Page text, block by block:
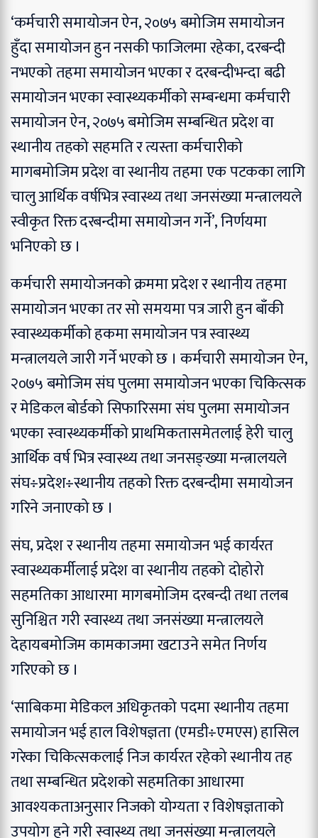
‘कर्मचारी समायोजन ऐन, २०७५ बमोजिम समायोजन
हुँदा समायोजन हुन नसकी फाजिलमा रहेका, दरबन्दी
नभएको तहमा समायोजन भएका र दरबन्दीभन्दा बढी
समायोजन भएका स्वास्थ्यकर्मीको सम्बन्धमा कर्मचारी
समायोजन ऐन, २०७५ बमोजिम सम्बन्धित प्रदेश वा
स्थानीय तहको सहमति र त्यस्ता कर्मचारीको
मागबमोजिम प्रदेश वा स्थानीय तहमा एक पटकका लागि
चालु आर्थिक वर्षभित्र स्वास्थ्य तथा जनसंख्या मन्त्रालयले
स्वीकृत रिक्त दरबन्दीमा समायोजन गर्ने’, निर्णयमा
भनिएको छ ।
कर्मचारी समायोजनको क्रममा प्रदेश र स्थानीय तहमा
समायोजन भएका तर सो समयमा पत्र जारी हुन बाँकी
स्वास्थ्यकर्मीको हकमा समायोजन पत्र स्वास्थ्य
मन्त्रालयले जारी गर्ने भएको छ । कर्मचारी समायोजन ऐन,
२०७५ बमोजिम संघ पुलमा समायोजन भएका चिकित्सक
र मेडिकल बोर्डको सिफारिसमा संघ पुलमा समायोजन
भएका स्वास्थ्यकर्मीको प्राथमिकतासमेतलाई हेरी चालु
आर्थिक वर्ष भित्र स्वास्थ्य तथा जनसङ्ख्या मन्त्रालयले
संघ÷प्रदेश÷स्थानीय तहको रिक्त दरबन्दीमा समायोजन
गरिने जनाएको छ ।
संघ, प्रदेश र स्थानीय तहमा समायोजन भई कार्यरत
स्वास्थ्यकर्मीलाई प्रदेश वा स्थानीय तहको दोहोरो
सहमतिका आधारमा मागबमोजिम दरबन्दी तथा तलब
सुनिश्चित गरी स्वास्थ्य तथा जनसंख्या मन्त्रालयले
देहायबमोजिम कामकाजमा खटाउने समेत निर्णय
गरिएको छ ।
‘साबिकमा मेडिकल अधिकृतको पदमा स्थानीय तहमा
समायोजन भई हाल विशेषज्ञता (एमडी÷एमएस) हासिल
गरेका चिकित्सकलाई निज कार्यरत रहेको स्थानीय तह
तथा सम्बन्धित प्रदेशको सहमतिका आधारमा
आवश्यकताअनुसार निजको योग्यता र विशेषज्ञताको
उपयोग हुने गरी स्वास्थ्य तथा जनसंख्या मन्त्रालयले